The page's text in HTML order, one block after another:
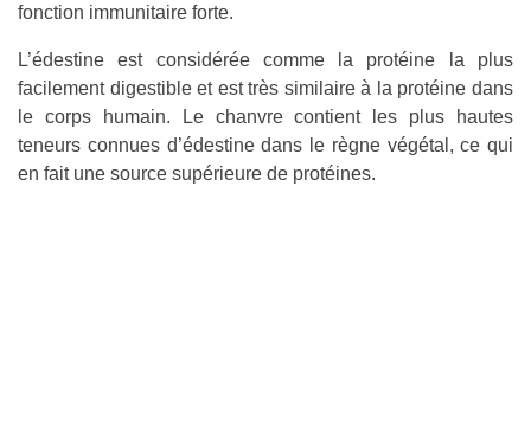
fonction immunitaire forte.
L’édestine est considérée comme la protéine la plus
facilement digestible et est très similaire à la protéine dans
le corps humain. Le chanvre contient les plus hautes
teneurs connues d’édestine dans le règne végétal, ce qui
en fait une source supérieure de protéines.